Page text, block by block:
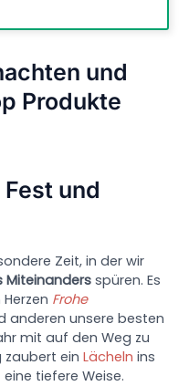
und
Produkte
und
Zeit, in der wir
Miteinanders spüren. Es
Frohe
anderen unsere besten
mit auf den Weg zu
zaubert einLächeln ins
tiefere Weise.